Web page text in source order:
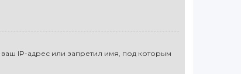
IP-адрес или запретил имя, под которым